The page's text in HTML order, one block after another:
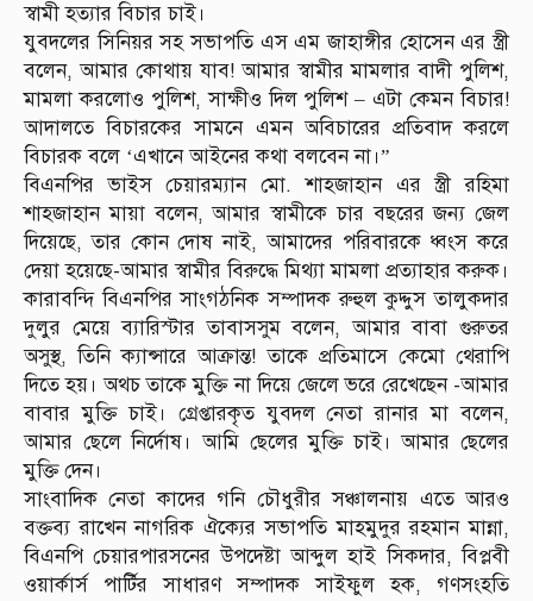
স্বামী হত্যার বিচার চাই।
যুবদলের সিনিয়র সহ সভাপতি এস এম জাহাঙ্গীর হোসেন এর স্ত্রী
বলেন, আমার কোথায় যাব! আমার স্বামীর মামলার বাদী পুলিশ,
মামলা করলোও পুলিশ, সাক্ষীও দিল পুলিশ – এটা কেমন বিচার!
আদালতে বিচারকের সামনে এমন অবিচারের প্রতিবাদ করলে
বিচারক বলে ‘এখানে আইনের কথা বলবেন না।”
বিএনপির ভাইস চেয়ারম্যান মো. শাহজাহান এর স্ত্রী রহিমা
শাহজাহান মায়া বলেন, আমার স্বামীকে চার বছরের জন্য জেল
দিয়েছে, তার কোন দোষ নাই, আমাদের পরিবারকে ধ্বংস করে
দেয়া হয়েছে-আমার স্বামীর বিরুদ্ধে মিথ্যা মামলা প্রত্যাহার করুক।
কারাবন্দি বিএনপির সাংগঠনিক সম্পাদক রুহুল কুদ্দুস তালুকদার
দুলুর মেয়ে ব্যারিস্টার তাবাসসুম বলেন, আমার বাবা গুরুতর
অসুস্থ, তিনি ক্যান্সারে আক্রান্ত! তাকে প্রতিমাসে কেমো থেরাপি
দিতে হয়। অথচ তাকে মুক্তি না দিয়ে জেলে ভরে রেখেছেন -আমার
বাবার মুক্তি চাই। গ্রেপ্তারকৃত যুবদল নেতা রানার মা বলেন,
আমার ছেলে নির্দোষ। আমি ছেলের মুক্তি চাই। আমার ছেলের
মুক্তি দেন।
সাংবাদিক নেতা কাদের গনি চৌধুরীর সঞ্চালনায় এতে আরও
বক্তব্য রাখেন নাগরিক ঐক্যের সভাপতি মাহমুদুর রহমান মান্না,
বিএনপি চেয়ারপারসনের উপদেষ্টা আব্দুল হাই সিকদার, বিপ্লবী
ওয়ার্কার্স পার্টির সাধারণ সম্পাদক সাইফুল হক, গণসংহতি